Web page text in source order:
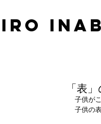
「表
子供が
子供の